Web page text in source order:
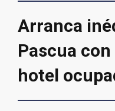
Arranca
Pascua
hotel